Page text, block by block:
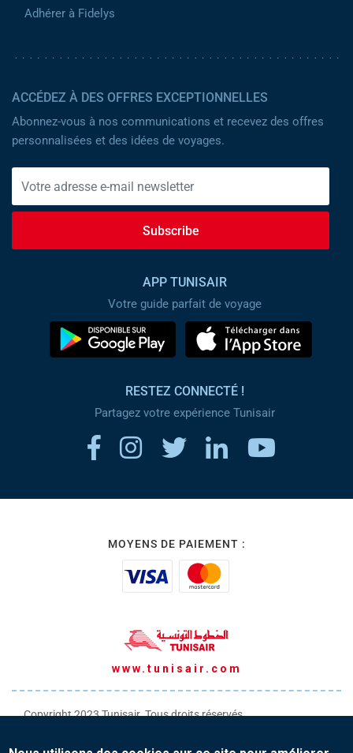
Adhérer à Fidelys
ACCÉDEZ À DES OFFRES EXCEPTIONNELLES
Abonnez-vous à nos communications et recevez des offres
personnalisées et des idées de voyages.
Subscribe
APP TUNISAIR
Votre guide parfait de voyage
RESTEZ CONNECTÉ !
Partagez votre expérience Tunisair
MOYENS DE PAIEMENT :
www.tunisair.com
Copyright 2023 Tunisair. Tous droits réservés